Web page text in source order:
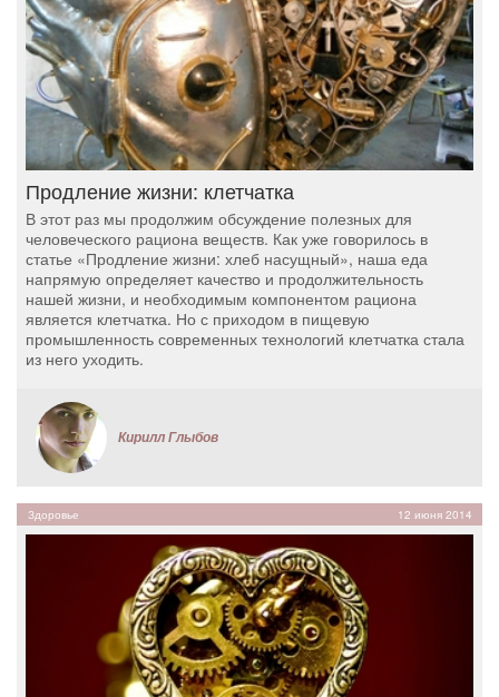
Продление жизни: клетчатка
В этот раз мы продолжим обсуждение полезных для
человеческого рациона веществ. Как уже говорилось в
статье «Продление жизни: хлеб насущный», наша еда
напрямую определяет качество и продолжительность
нашей жизни, и необходимым компонентом рациона
является клетчатка. Но с приходом в пищевую
промышленность современных технологий клетчатка стала
из него уходить.
Кирилл Глыбов
Здоровье 12 июня 2014